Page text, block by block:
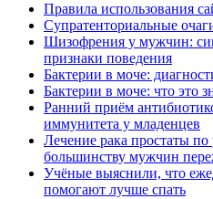
Правила использования
Супратенториальные
Шизофрения у мужчин:
признаки поведения
Бактерии в моче:
Бактерии в моче: что это
Ранний приём
иммунитета у младенцев
Лечение рака простаты
большинству мужчин
Учёные выяснили, что
помогают лучше спать